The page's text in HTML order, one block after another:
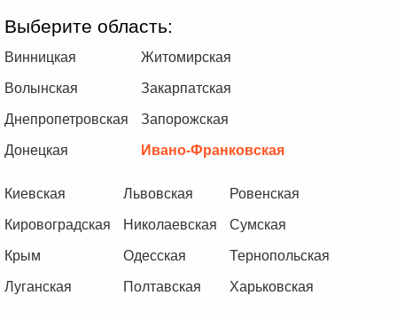
Выберите область:
Винницкая
Волынская
Днепропетровская
Донецкая
Житомирская
Закарпатская
Запорожская
Ивано-Франковская
Киевская
Кировоградская
Крым
Луганская
Львовская
Николаевская
Одесская
Полтавская
Ровенская
Сумская
Тернопольская
Харьковская